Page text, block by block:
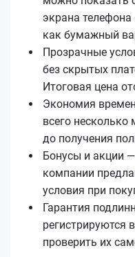
экрана
как бумажный
Прозрачные
без скрытых
Итоговая цена
Экономия
всего несколько
до получения
Бонусы и акции
компании
условия при
Гарантия
регистрируются
проверить их